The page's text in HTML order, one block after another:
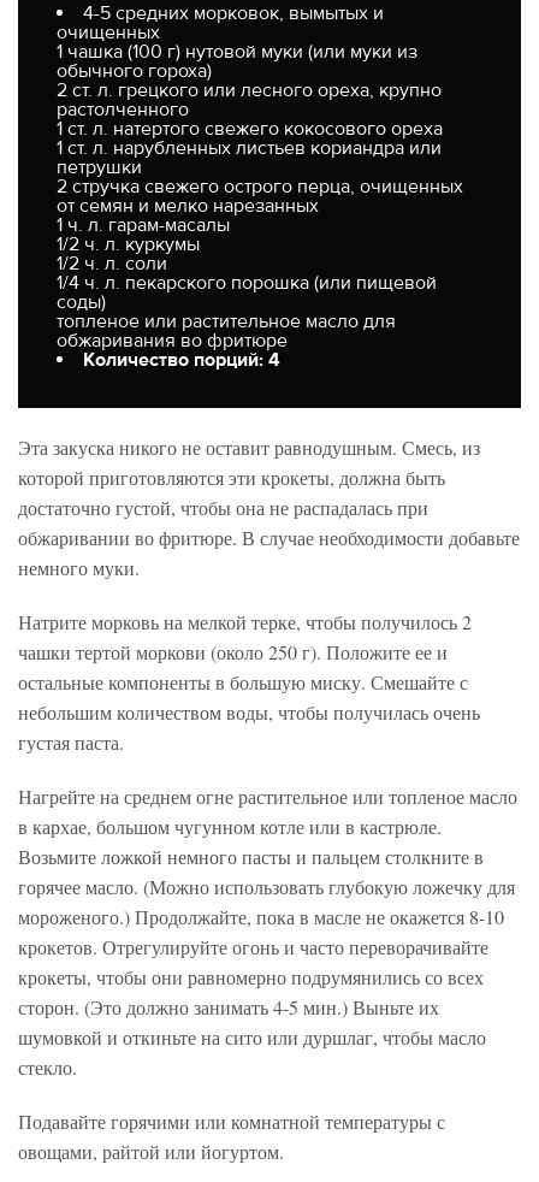
4-5 средних морковок, вымытых и
очищенных
1 чашка (100 г) нутовой муки (или муки из
обычного гороха)
2 ст. л. грецкого или лесного ореха, крупно
растолченного
1 ст. л. натертого свежего кокосового ореха
1 ст. л. нарубленных листьев кориандра или
петрушки
2 стручка свежего острого перца, очищенных
от семян и мелко нарезанных
1 ч. л. гарам-масалы
1/2 ч. л. куркумы
1/2 ч. л. соли
1/4 ч. л. пекарского порошка (или пищевой
соды)
топленое или растительное масло для
обжаривания во фритюре
Количество порций: 4
Эта закуска никого не оставит равнодушным. Смесь, из
которой приготовляются эти крокеты, должна быть
достаточно густой, чтобы она не распадалась при
обжаривании во фритюре. В случае необходимости добавьте
немного муки.
Натрите морковь на мелкой терке, чтобы получилось 2
чашки тертой моркови (около 250 г). Положите ее и
остальные компоненты в большую миску. Смешайте с
небольшим количеством воды, чтобы получилась очень
густая паста.
Нагрейте на среднем огне растительное или топленое масло
в кархае, большом чугунном котле или в кастрюле.
Возьмите ложкой немного пасты и пальцем столкните в
горячее масло. (Можно использовать глубокую ложечку для
мороженого.) Продолжайте, пока в масле не окажется 8-10
крокетов. Отрегулируйте огонь и часто переворачивайте
крокеты, чтобы они равномерно подрумянились со всех
сторон. (Это должно занимать 4-5 мин.) Выньте их
шумовкой и откиньте на сито или дуршлаг, чтобы масло
стекло.
Подавайте горячими или комнатной температуры с
овощами, райтой или йогуртом.